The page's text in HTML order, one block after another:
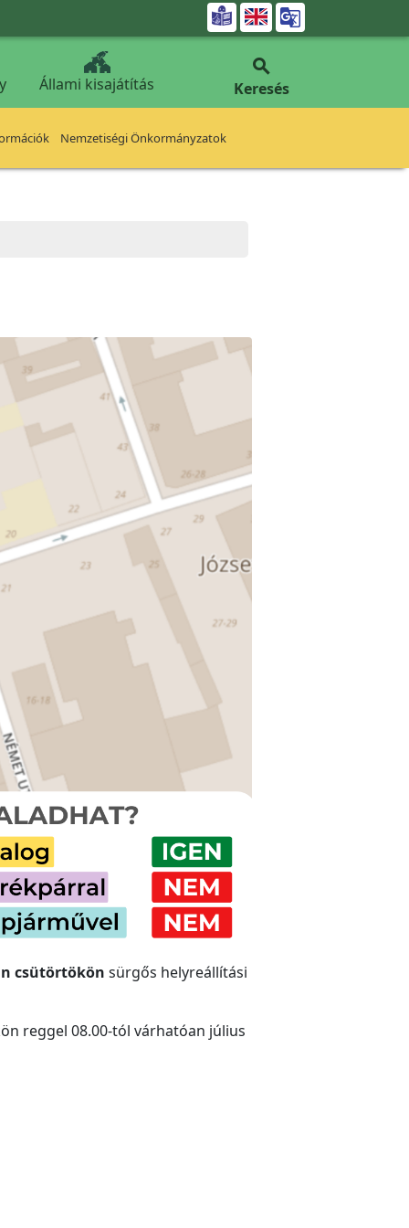

Állami kisajátítás

Keresés
Nemzetiségi Önkormányzatok
csütörtökön sürgős helyreállítási
reggel 08.00-tól várhatóan július